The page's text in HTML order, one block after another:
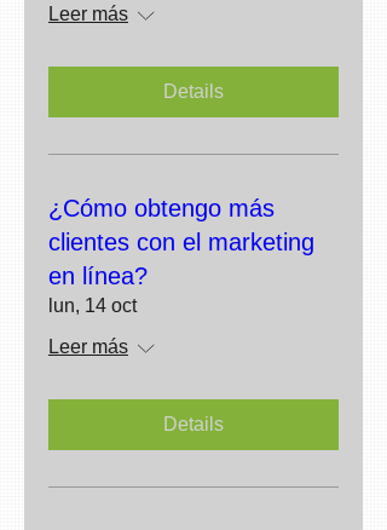
Leer más
Details
¿Cómo obtengo más
clientes con el marketing
en línea?
lun, 14 oct
Leer más
Details